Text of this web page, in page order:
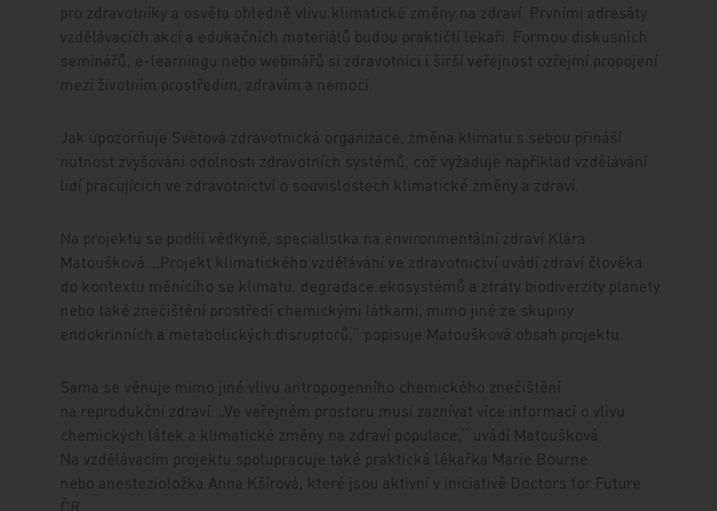
pro zdravotníky a osvěta ohledně vlivu klimatické změny na zdraví. Prvními adresáty
vzdělávacích akcí a edukačních materiálů budou praktičtí lékaři. Formou diskusních
seminářů, e-learningu nebo webinářů si zdravotníci i širší veřejnost ozřejmí propojení
mezi životním prostředím, zdravím a nemocí.
Jak upozorňuje Světová zdravotnická organizace, změna klimatu s sebou přináší
nutnost zvyšování odolnosti zdravotních systémů, což vyžaduje například vzdělávání
lidí pracujících ve zdravotnictví o souvislostech klimatické změny a zdraví.
Na projektu se podílí vědkyně, specialistka na environmentální zdraví Klára
Matoušková. „Projekt klimatického vzdělávání ve zdravotnictví uvádí zdraví člověka
do kontextu měnícího se klimatu, degradace ekosystémů a ztráty biodiverzity planety
nebo také znečištění prostředí chemickými látkami, mimo jiné ze skupiny
endokrinních a metabolických disruptorů,“ popisuje Matoušková obsah projektu.
Sama se věnuje mimo jiné vlivu antropogenního chemického znečištění
na reprodukční zdraví. „Ve veřejném prostoru musí zaznívat více informací o vlivu
chemických látek a klimatické změny na zdraví populace,“ uvádí Matoušková.
Na vzdělávacím projektu spolupracuje také praktická lékařka Marie Bourne
nebo anestezioložka Anna Kšírová, které jsou aktivní v iniciativě Doctors for Future
ČR.